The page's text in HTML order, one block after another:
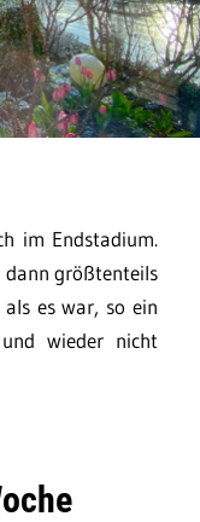
im Endstadium.
größtenteils
es war, so ein
wieder nicht